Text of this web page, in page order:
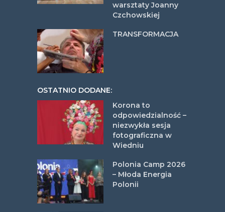
warsztaty Joanny
Czchowskiej
TRANSFORMACJA
OSTATNIO DODANE:
Korona to
odpowiedzialność –
niezwykła sesja
fotograficzna w
Wiedniu
Polonia Camp 2026
– Młoda Energia
Polonii